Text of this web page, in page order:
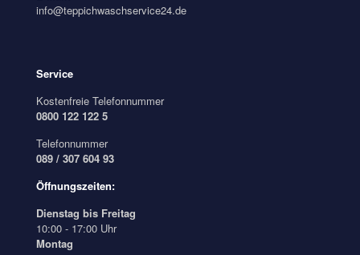
info@teppichwaschservice24.de
Service
Kostenfreie Telefonnummer
0800 122 122 5
Telefonnummer
089 / 307 604 93
Öffnungszeiten:
Dienstag bis Freitag
10:00 - 17:00 Uhr
Montag